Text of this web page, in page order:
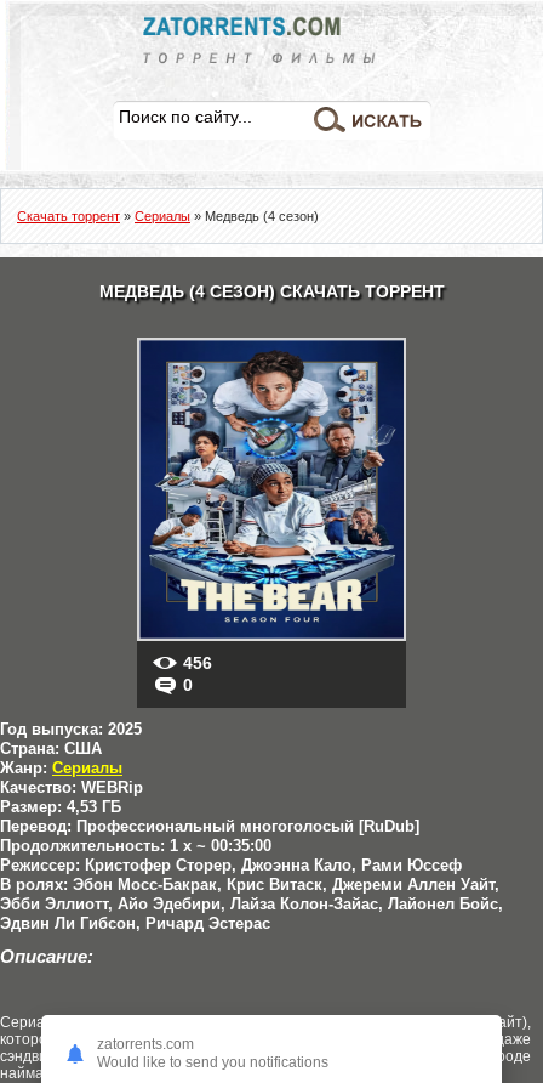
Скачать торрент » Сериалы » Медведь (4 сезон)
МЕДВЕДЬ (4 СЕЗОН) СКАЧАТЬ ТОРРЕНТ
456
0
Год выпуска: 2025
Страна: США
Жанр: Сериалы
Качество: WEBRip
Размер: 4,53 ГБ
Перевод: Профессиональный многоголосый [RuDub]
Продолжительность: 1 x ~ 00:35:00
Режиссер: Кристофер Сторер, Джоэнна Кало, Рами Юссеф
В ролях: Эбон Мосс-Бакрак, Крис Витаск, Джереми Аллен Уайт,
Эбби Эллиотт, Айо Эдебири, Лайза Колон-Зайас, Лайонел Бойс,
Эдвин Ли Гибсон, Ричард Эстерас
Описание:
Сериал расскажет историю шеф-повара Карми (Джереми Аллен Уайт),
которому предстоит управлять семейным рестораном по продаже
сэндвичей, — он столкнется не только с проблемами малого бизнеса вроде
найма адекватных сотрудников, но и с недовольством семьи.
zatorrents.com
Would like to send you notifications